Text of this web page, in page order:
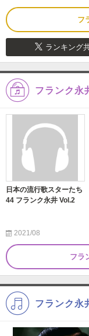
フ
ランキング
フランク永
日本の流行歌スターたち
44 フランク永井 Vol.2
2021/08
フラ
フランク永